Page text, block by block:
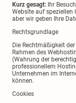
Kurz gesagt: Ihr
Website auf speziellen
aber wir geben Ihre
Rechtsgrundlage
Die Rechtmäßigkeit
Rahmen des
(Wahrung der
professionellem
Unternehmen im
können.
Cookies